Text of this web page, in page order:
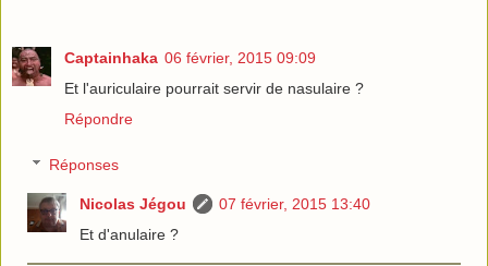
Captainhaka 06 février, 2015 09:09
Et l'auriculaire pourrait servir de nasulaire ?
Répondre
Réponses
Nicolas Jégou
07 février, 2015 13:40
Et d'anulaire ?